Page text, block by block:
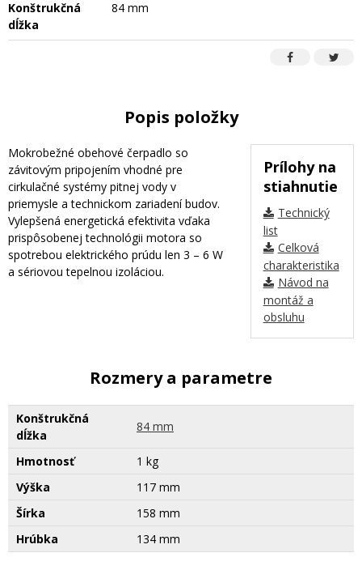
Konštrukčná
dĺžka
84 mm
Popis položky
Prílohy na
stiahnutie
Technický
list
Celková
charakteristika
Návod na
montáž a
obsluhu
Mokrobežné obehové čerpadlo so
závitovým pripojením vhodné pre
cirkulačné systémy pitnej vody v
priemysle a technickom zariadení budov.
Vylepšená energetická efektivita vďaka
prispôsobenej technológii motora so
spotrebou elektrického prúdu len 3 – 6 W
a sériovou tepelnou izoláciou.
Rozmery a parametre
Konštrukčná
dĺžka
84 mm
Hmotnosť
1 kg
Výška
117 mm
Šírka
158 mm
Hrúbka
134 mm